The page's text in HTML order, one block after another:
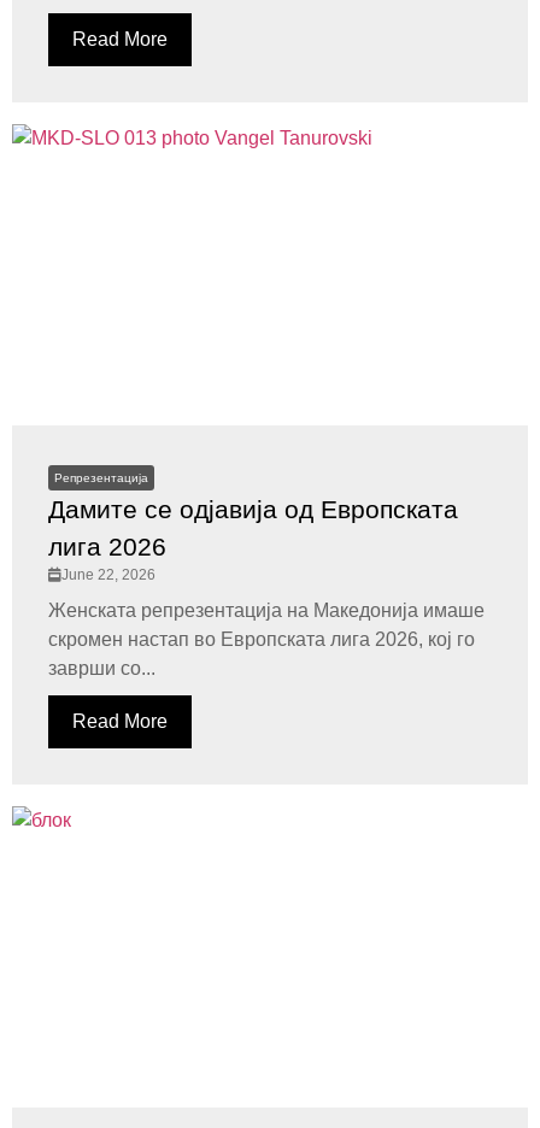
Read More
Репрезентација
Дамите се одјавија од Европската
лига 2026
June 22, 2026
Женската репрезентација на Македонија имаше
скромен настап во Европската лига 2026, кој го
заврши со...
Read More